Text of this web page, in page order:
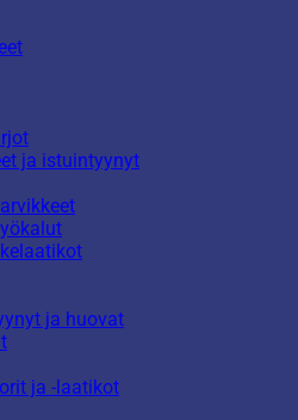
ja istuintyynyt
ja huovat
ja -laatikot